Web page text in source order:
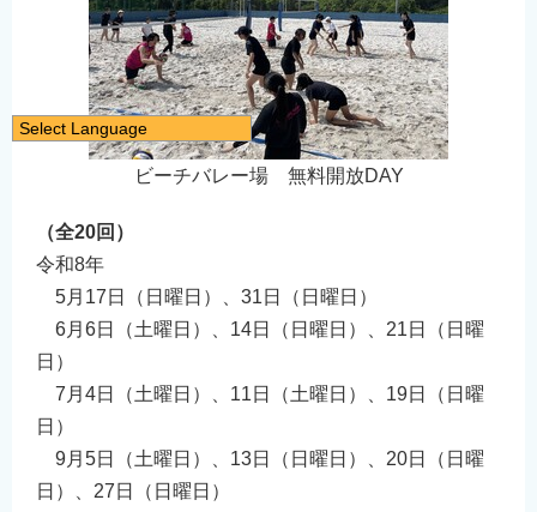
ビーチバレー場 無料開放DAY
（全20回）
令和8年
5月17日（日曜日）、31日（日曜日）
6月6日（土曜日）、14日（日曜日）、21日（日曜
日）
7月4日（土曜日）、11日（土曜日）、19日（日曜
日）
9月5日（土曜日）、13日（日曜日）、20日（日曜
日）、27日（日曜日）
Select Language
简体中文
繁體中文
한국어
Filipino